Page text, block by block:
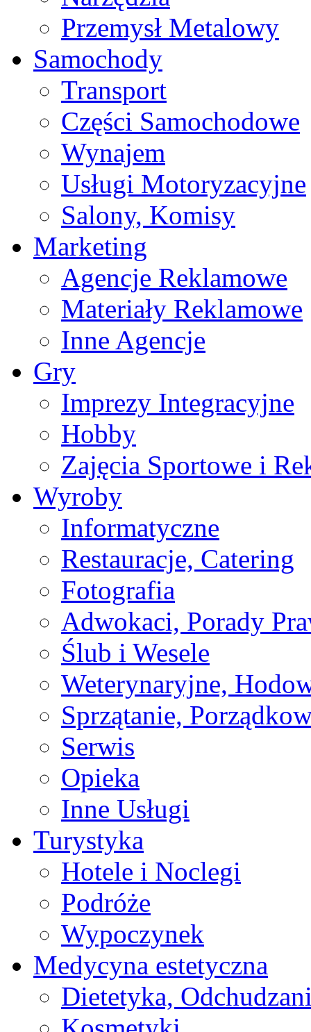
Przemysł Metalowy
Samochody
Transport
Części Samochodowe
Wynajem
Usługi Motoryzacyjne
Salony, Komisy
Marketing
Agencje Reklamowe
Materiały Reklamowe
Inne Agencje
Gry
Imprezy Integracyjne
Hobby
Zajęcia Sportowe i
Wyroby
Informatyczne
Restauracje, Catering
Fotografia
Adwokaci, Porady
Ślub i Wesele
Weterynaryjne,
Sprzątanie,
Serwis
Opieka
Inne Usługi
Turystyka
Hotele i Noclegi
Podróże
Wypoczynek
Medycyna estetyczna
Dietetyka,